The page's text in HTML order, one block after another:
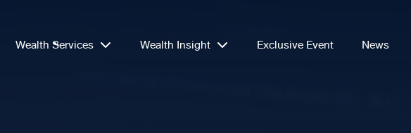
Wealth Services Wealth Insight Exclusive Event News